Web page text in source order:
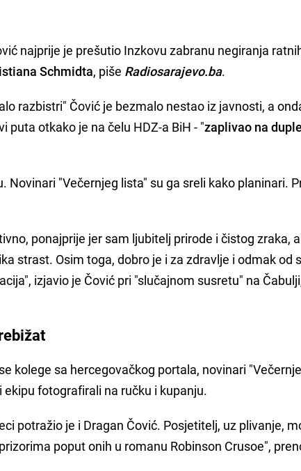
najprije je prešutio Inzkovu zabranu negiranja
Schmidta, piše Radiosarajevo.ba.
razbistri" Čović je bezmalo nestao iz javnosti, a
puta otkako je na čelu HDZ-a BiH - "zaplivao na
Novinari "Večernjeg lista" su ga sreli kako planinari.
ponajprije jer sam ljubitelj prirode i čistog zraka,
strast. Osim toga, dobro je i za zdravlje i odmak od
izjavio je Čović pri "slučajnom susretu" na
kolege sa hercegovačkog portala, novinari
ekipu fotografirali na ručku i kupanju.
potražio je i Dragan Čović. Posjetitelj, uz plivanje,
poput onih u romanu Robinson Crusoe",